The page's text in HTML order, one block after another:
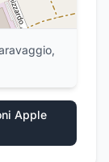
Apple